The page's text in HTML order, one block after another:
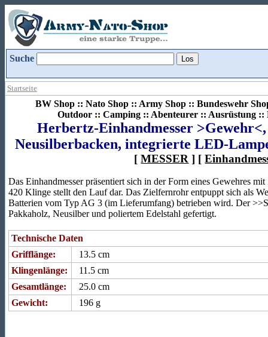
Suche
Startseite
BW Shop :: Nato Shop :: Army Shop :: Bundeswehr
Outdoor :: Camping :: Abenteurer :: Ausrüstung ::
Herbertz-Einhandmesser
Neusilberbacken, integrierte LED-
[MESSER ] [
Das Einhandmesser präsentiert sich in der Form eines Gewehres
420 Klinge stellt den Lauf dar. Das Zielfernrohr entpuppt sich als
Batterien vom Typ AG 3 (im Lieferumfang) betrieben wird. Der
Pakkaholz, Neusilber und poliertem Edelstahl gefertigt.
Technische Daten
Grifflänge:
13.5 cm
Klingenlänge:
11.5 cm
Gesamtlänge:
25.0 cm
Gewicht:
196 g